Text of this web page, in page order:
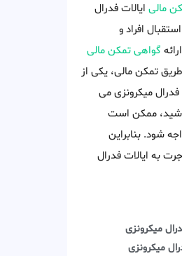
مالی ایالات فدرال
افراد و
گواهی تمکن مالی
تمکن مالی، یکی از
فدرال میکرونزی می
ممکن است
شود. بنابراین
به ایالات فدرال
میکرونزی
میکرونزی